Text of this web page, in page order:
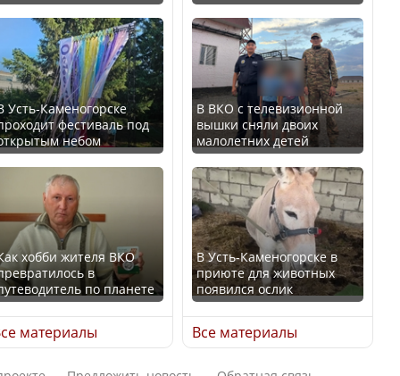
благополучия
среди стран Центральной
Азии
ли представлены
интересы регионов в
Курултае?
төменгі жалақы,
экология: жеті
сайлаушылармен
талқылап жатыр?
дополнительные
ограничения для
казахстанских прав
Трамп официально
вступил в должность
президента США
Луну признали объектом
культурного наследия,
находящегося под
угрозой исчезновения
Усть-Каменогорске
фестиваль под
небом
хобби жителя ВКО
в
по планете
материалы
В ВКО с телевизионной
вышки сняли двоих
малолетних детей
В Усть-Каменогорске в
приюте для животных
появился ослик
Все материалы